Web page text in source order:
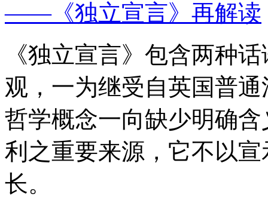
——《独立宣言》再解读
《独立宣言》包含两种
观，一为继受自英国普
哲学概念一向缺少明确
利之重要来源，它不以
长。